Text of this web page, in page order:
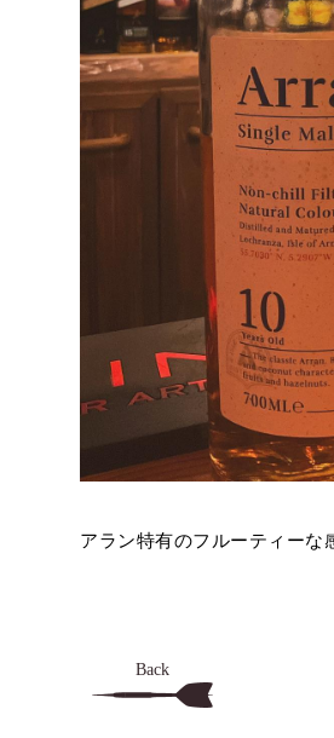
アラン特有のフルーティーな
Back